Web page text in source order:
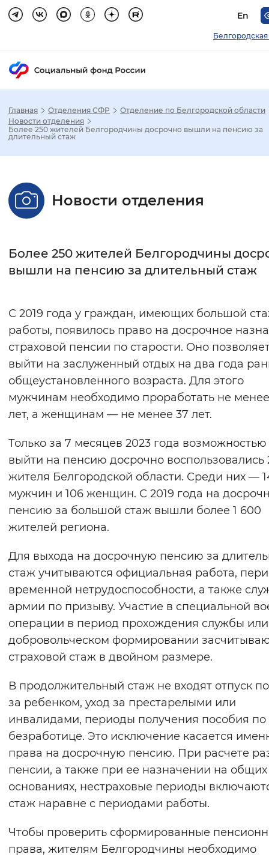
En
Белгородская
Стандартный Увеличенный
Без засечек С засечками
Нормальный Увеличенный
Цвет сайта
Монохромный Инверсивный
Синий фон
Включены Выключены
Звуковой ассистент
Воспроизвести Остановить
Вернуть стандартные настройки
Главная Отделения СФР
Отделение по Белгородской области
Новости отделения
Более 250 жителей Белгородчины досрочно вышли на пенсию за
длительный стаж
Новости отделения
Более 250 жителей Белгородчины
вышли на пенсию за длительный стаж
С 2019 года у граждан, имеющих большой
работы, появилось право на досрочное
страховой пенсии по старости. Оно
выйти на заслуженный отдых на два года
общеустановленного возраста. Для этого
мужчинам необходимо проработать не
лет, а женщинам — не менее 37 лет.
Только за 7 месяцев 2023 года возможностью
выйти на пенсию досрочно воспользовались
жителя Белгородской области. Среди них —
мужчин и 106 женщин. С 2019 года на
пенсию за большой стаж вышли более 1 600
жителей региона.
Для выхода на досрочную пенсию за
стаж учитываются официальная работа,
временной нетрудоспособности, а также
армии по призыву. Участие в специальной
операции в период прохождения службы
добровольческом формировании
страховой стаж в двойном размере.
В продолжительный стаж не входят отпуск
за ребенком, уход за престарелыми или
инвалидами, периоды получения пособия по
безработице. Это исключение касается
права на досрочную пенсию. При расчете
пенсии, а также при ее назначении на общих
основаниях, нестраховые периоды
стаж наравне с периодами работы.
Чтобы проверить сформированные
права, жителям Белгородчины необходимо